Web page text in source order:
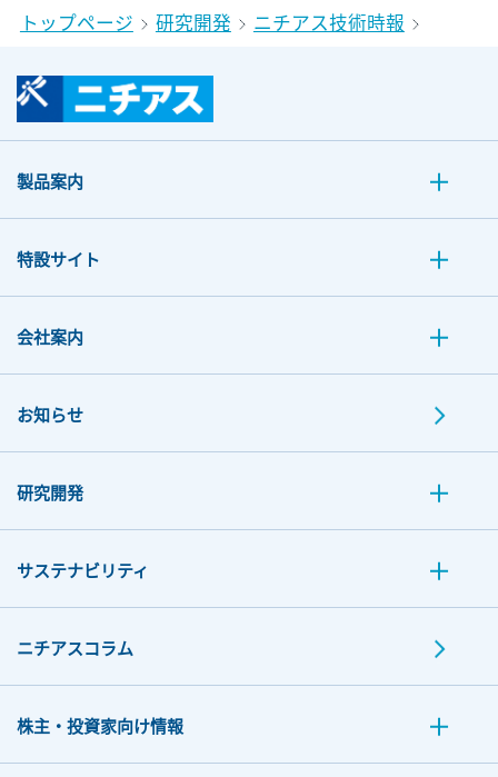
トップページ 研究開発 ニチアス技術時報
製品案内
特設サイト
会社案内
お知らせ
研究開発
サステナビリティ
ニチアスコラム
株主・投資家向け情報